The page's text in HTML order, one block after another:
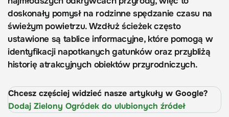
doskonały pomysł na rodzinne spędzanie czasu na
świeżym powietrzu. Wzdłuż ścieżek często
ustawione są tablice informacyjne, które pomogą w
identyfikacji napotkanych gatunków oraz przybliżą
historię atrakcyjnych obiektów przyrodniczych.
Chcesz częściej widzieć nasze artykuły w Google?
Dodaj Zielony Ogródek do ulubionych źródeł